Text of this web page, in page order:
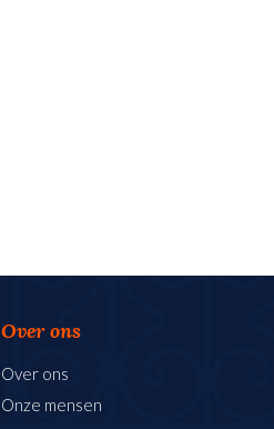
Over ons
Over ons
Onze mensen